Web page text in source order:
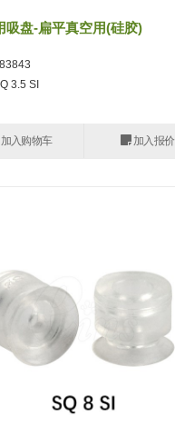
吸盘-扁平真空用(硅胶)
3.5 SI
加入购物车 加入报价